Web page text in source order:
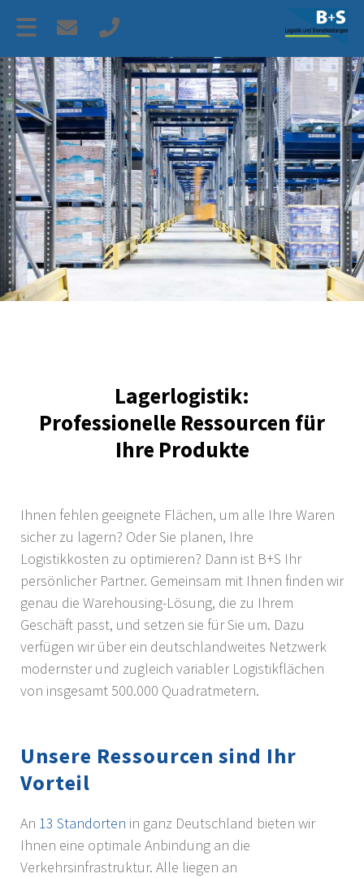
Lagerlogistik:
Professionelle Ressourcen für
Ihre Produkte
Ihnen fehlen geeignete Flächen, um alle Ihre Waren
sicher zu lagern? Oder Sie planen, Ihre
Logistikkosten zu optimieren? Dann ist B+S Ihr
persönlicher Partner. Gemeinsam mit Ihnen finden wir
genau die Warehousing-Lösung, die zu Ihrem
Geschäft passt, und setzen sie für Sie um. Dazu
verfügen wir über ein deutschlandweites Netzwerk
modernster und zugleich variabler Logistikflächen
von insgesamt 500.000 Quadratmetern.
Unsere Ressourcen sind Ihr
Vorteil
An 13 Standorten in ganz Deutschland bieten wir
Ihnen eine optimale Anbindung an die
Verkehrsinfrastruktur. Alle liegen an